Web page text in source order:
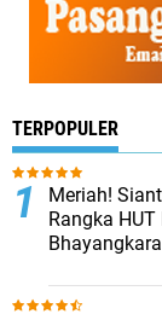
TERPOPULER
Meriah!
Rangka
Bhayangkara